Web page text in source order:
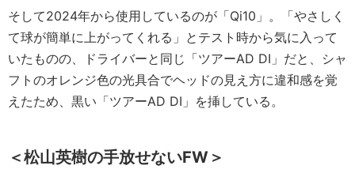
そして2024年から使用しているのが「Qi10」。「やさしく
て球が簡単に上がってくれる」とテスト時から気に入って
いたものの、ドライバーと同じ「ツアーAD DI」だと、シャ
フトのオレンジ色の光具合でヘッドの見え方に違和感を覚
えたため、黒い「ツアーAD DI」を挿している。
＜松山英樹の手放せないFW＞